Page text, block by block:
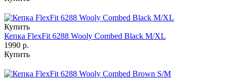
Купить
Кепка FlexFit 6288 Wooly Combed Black M/XL
1990 р.
Купить